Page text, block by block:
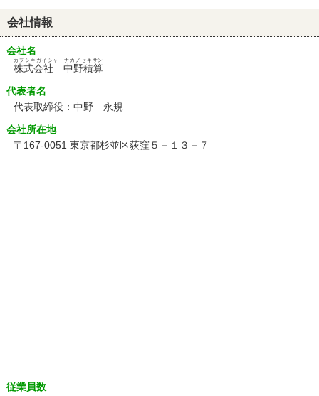
会社情報
会社名
株式会社 中野積算
カブシキガイシャ ナカノセキサン
代表者名
代表取締役：中野 永規
会社所在地
〒167-0051 東京都杉並区荻窪５－１３－７
従業員数